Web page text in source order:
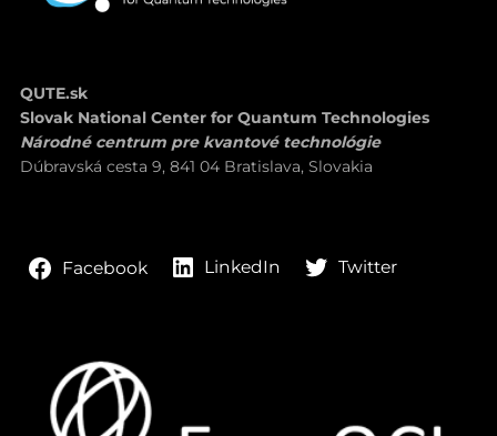
QUTE.sk
Slovak National Center for Quantum Technologies
Národné centrum pre kvantové technológie
Dúbravská cesta 9, 841 04 Bratislava, Slovakia
Facebook LinkedIn Twitter